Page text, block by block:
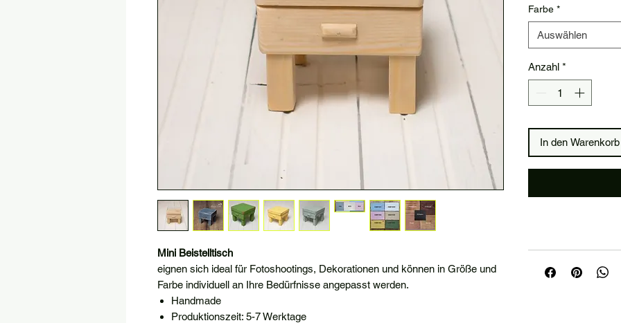
Mini Beistelltisch
eignen sich ideal für Fotoshootings, Dekorationen und können in Größe und
Farbe individuell an Ihre Bedürfnisse angepasst werden.
Handmade
Produktionszeit: 5-7 Werktage
Farbe *
Auswählen
Anzahl *
In den Warenkorb